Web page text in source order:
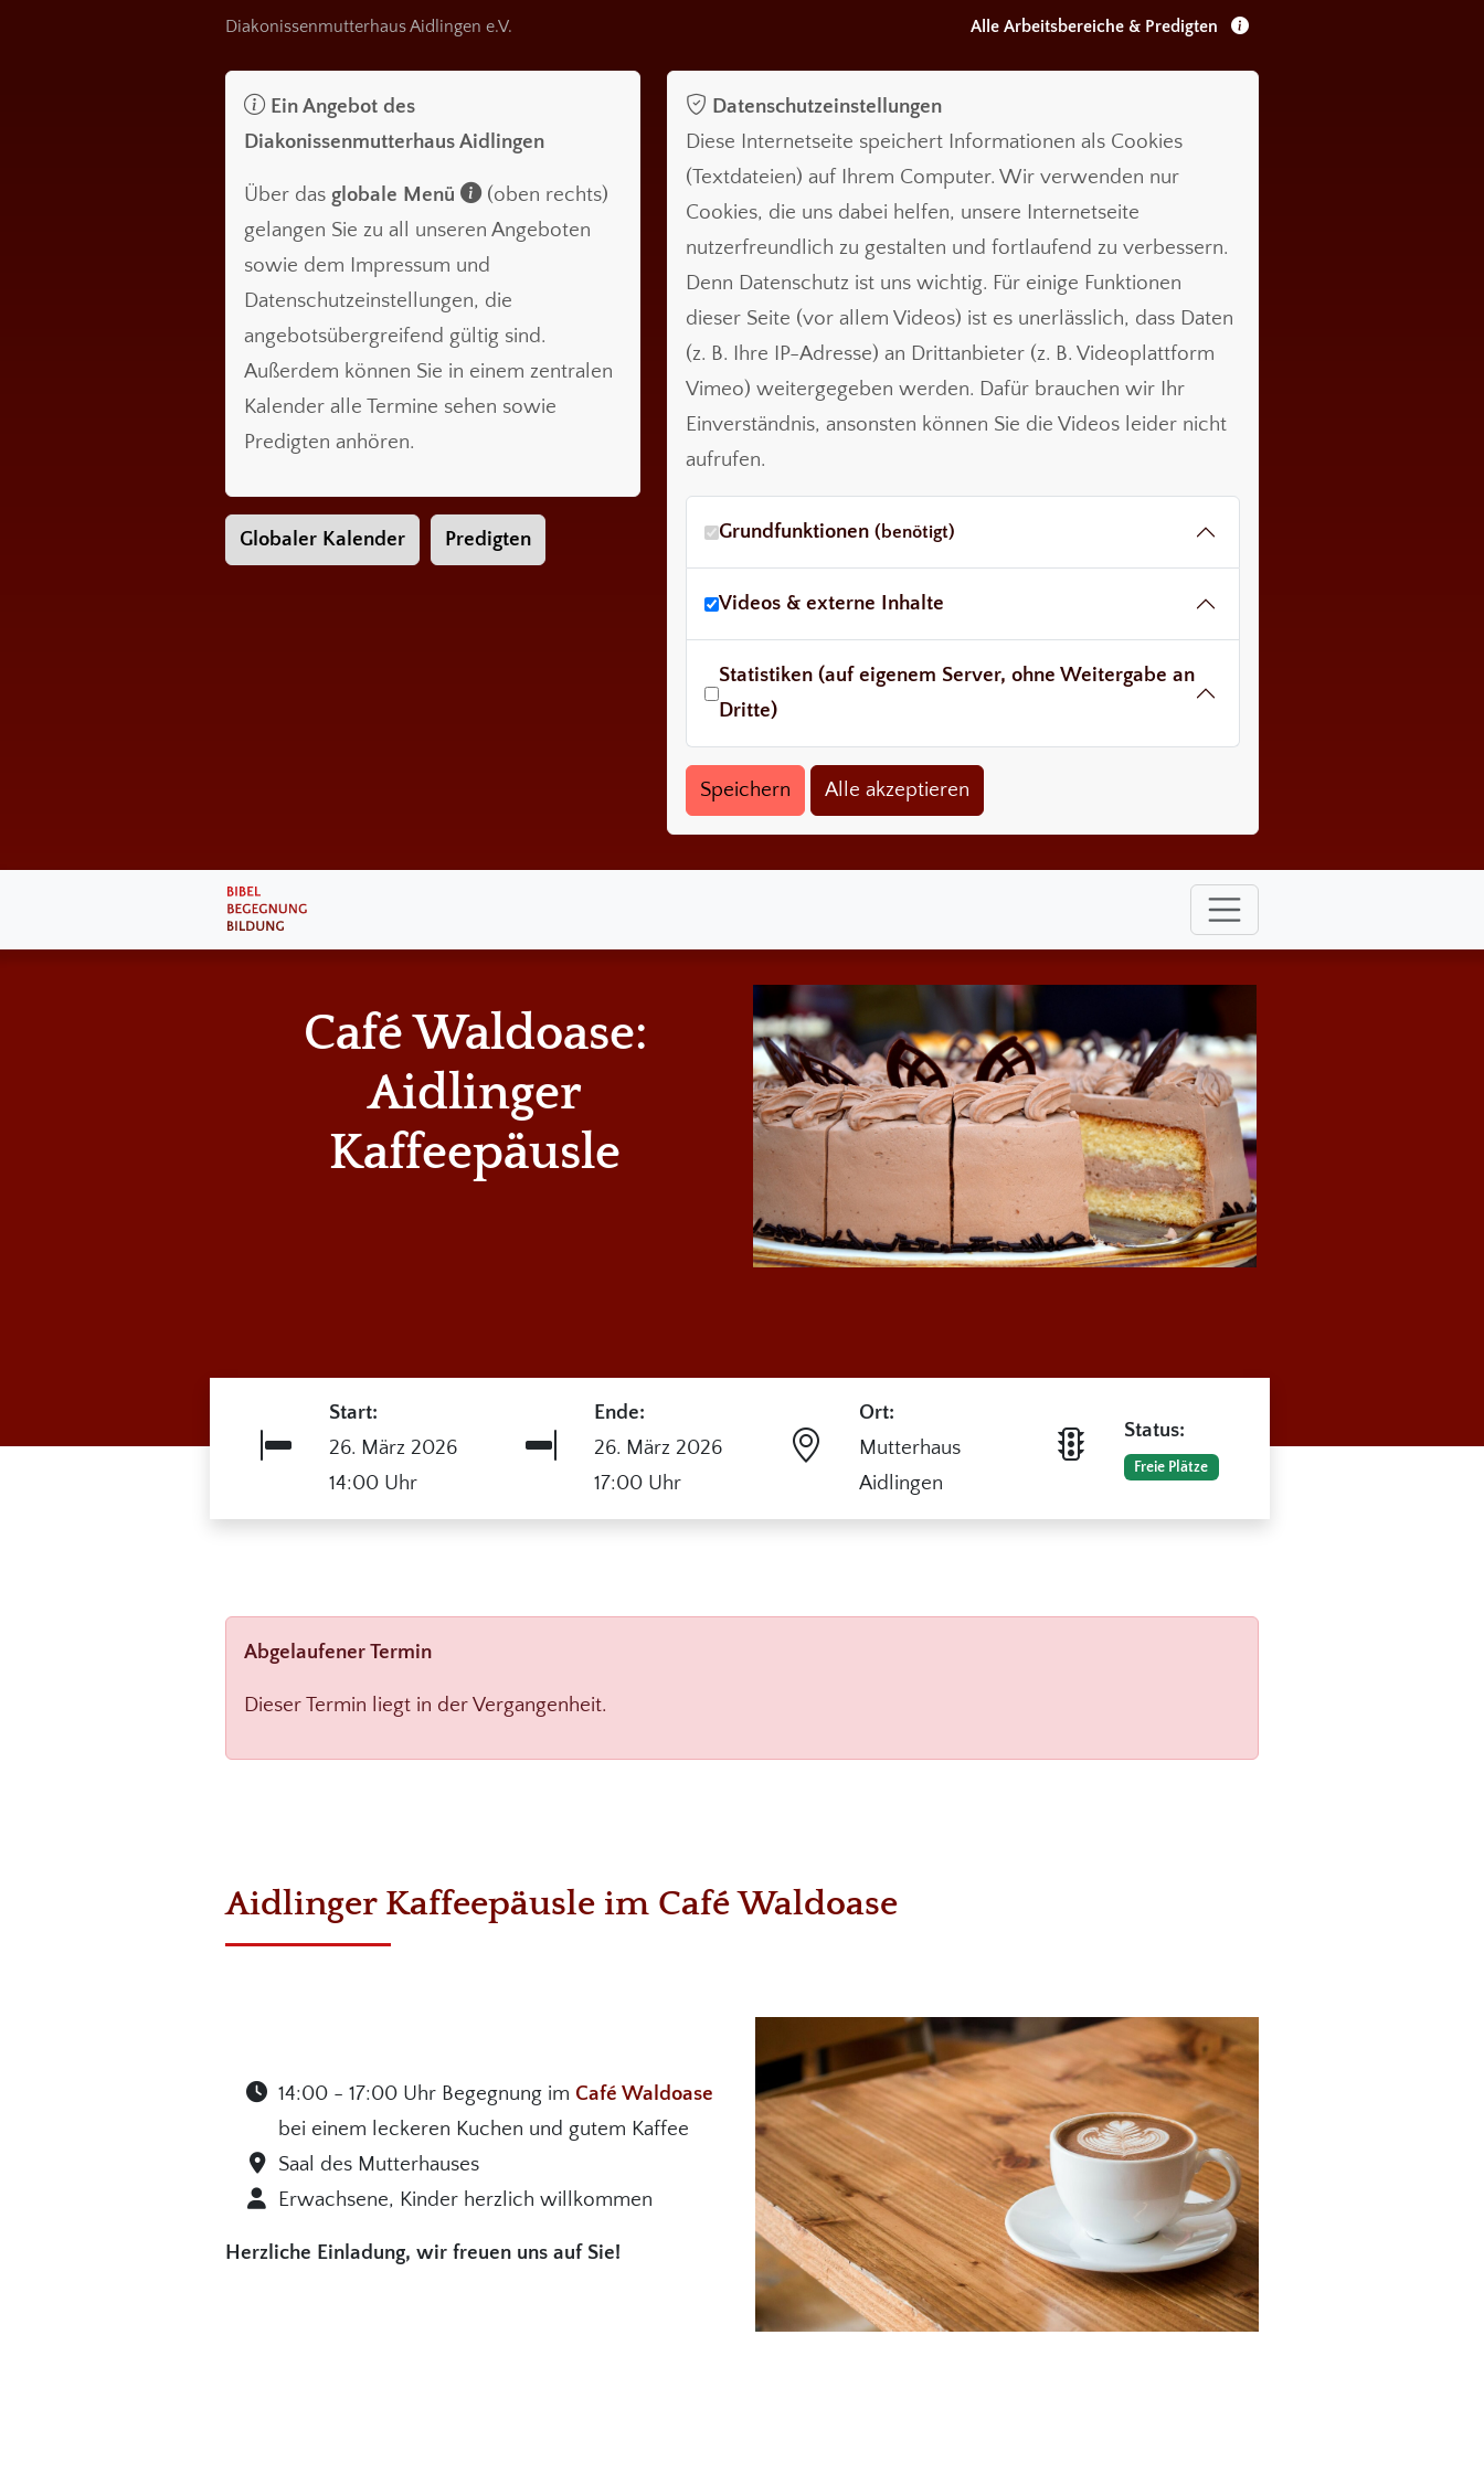
Diakonissenmutterhaus Aidlingen e.V. Alle Arbeitsbereiche & Predigten
Ein Angebot des
Diakonissenmutterhaus Aidlingen
Über das globale Menü
(oben rechts)
gelangen Sie zu all unseren Angeboten
sowie dem Impressum und
Datenschutzeinstellungen, die
angebotsübergreifend gültig sind.
Außerdem können Sie in einem zentralen
Kalender alle Termine sehen sowie
Predigten anhören.
Globaler Kalender Predigten
Datenschutzeinstellungen
Diese Internetseite speichert Informationen als Cookies
(Textdateien) auf Ihrem Computer. Wir verwenden nur
Cookies, die uns dabei helfen, unsere Internetseite
nutzerfreundlich zu gestalten und fortlaufend zu verbessern.
Denn Datenschutz ist uns wichtig. Für einige Funktionen
dieser Seite (vor allem Videos) ist es unerlässlich, dass Daten
(z. B. Ihre IP-Adresse) an Drittanbieter (z. B. Videoplattform
Vimeo) weitergegeben werden. Dafür brauchen wir Ihr
Einverständnis, ansonsten können Sie die Videos leider nicht
aufrufen.
Grundfunktionen (benötigt)
Videos & externe Inhalte
Statistiken (auf eigenem Server, ohne Weitergabe an
Dritte)
Café Waldoase:
Aidlinger
Kaffeepäusle
Start:
26. März 2026
14:00 Uhr
Ende:
26. März 2026
17:00 Uhr
Ort:
Mutterhaus
Aidlingen
Status:
Freie Plätze
Abgelaufener Termin
Dieser Termin liegt in der Vergangenheit.
Aidlinger Kaffeepäusle im Café Waldoase
14:00 - 17:00 Uhr Begegnung im Café Waldoase
bei einem leckeren Kuchen und gutem Kaffee
Saal des Mutterhauses
Erwachsene, Kinder herzlich willkommen
Herzliche Einladung, wir freuen uns auf Sie!